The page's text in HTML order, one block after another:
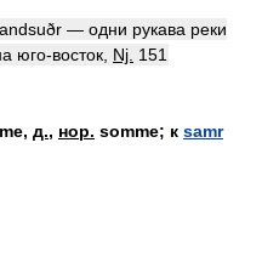
— одни рукава реки
юго-восток Nj. 151
д., нор. somme; к samr